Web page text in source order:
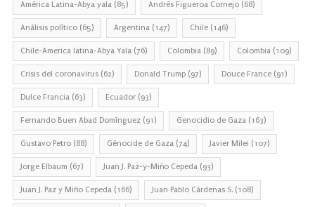
América Latina-Abya yala (85) Andrés Figueroa Cornejo (68)
Análisis político (65) Argentina (147) Chile (146)
Chile-America latina-Abya Yala (76) Colombia (89) Colombia (109)
Crisis del coronavirus (62) Donald Trump (97) Douce France (91)
Dulce Francia (63) Ecuador (93)
Fernando Buen Abad Domínguez (91) Genocidio de Gaza (163)
Gustavo Petro (88) Génocide de Gaza (74) Javier Milei (107)
Jorge Elbaum (67) Juan J. Paz-y-Miño Cepeda (93)
Juan J. Paz y Miño Cepeda (166) Juan Pablo Cárdenas S. (108)